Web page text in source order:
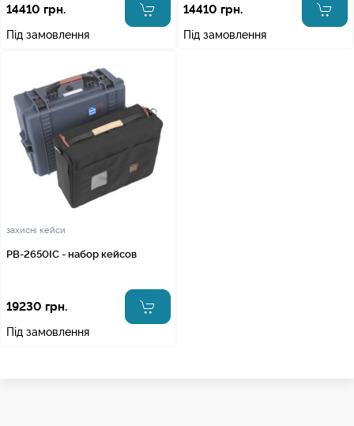
14410 грн.
Під замовлення
14410 грн.
Під замовлення
захисні кейси
PB-2650IC - набор кейсов
19230 грн.
Під замовлення